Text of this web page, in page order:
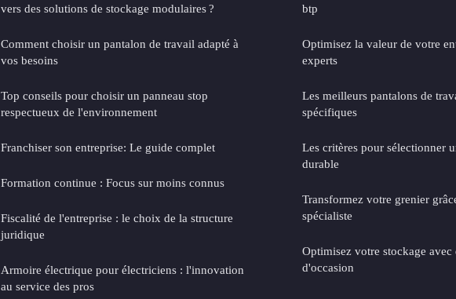
vers des solutions de stockage modulaires ?
Comment choisir un pantalon de travail adapté à
vos besoins
Top conseils pour choisir un panneau stop
respectueux de l'environnement
Franchiser son entreprise: Le guide complet
Formation continue : Focus sur moins connus
Fiscalité de l'entreprise : le choix de la structure
juridique
Armoire électrique pour électriciens : l'innovation
au service des pros
btp
Optimisez la valeur de votre
experts
Les meilleurs pantalons de
spécifiques
Les critères pour sélectionner
durable
Transformez votre grenier
spécialiste
Optimisez votre stockage
d'occasion